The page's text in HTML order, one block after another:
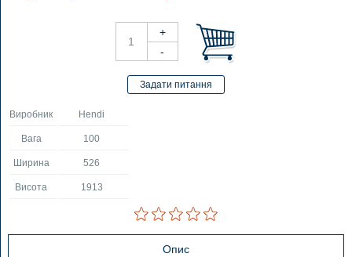
Виробник Hendi
Вага 100
Ширина 526
Висота 1913
Опис